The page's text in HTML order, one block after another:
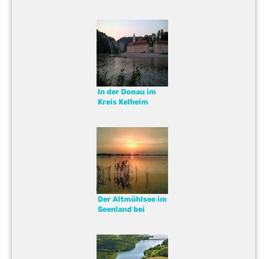
In der Donau im
Kreis Kelheim
Der Altmühlsee im
Seenland bei